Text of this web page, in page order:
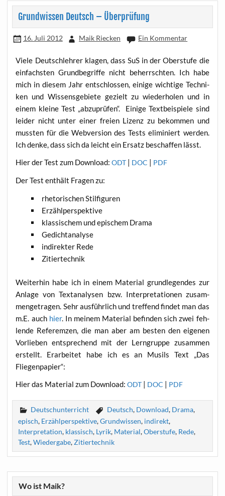
Grundwissen Deutsch – Überprüfung
16. Juli 2012 Maik Riecken Ein Kommentar
Vie­le Deutsch­leh­rer kla­gen, dass SuS in der Ober­stu­fe die
ein­fachs­ten Grund­be­grif­fe nicht beherrsch­ten. Ich habe
mich in die­sem Jahr ent­schlos­sen, eini­ge wich­ti­ge Tech­ni­
ken und Wis­sens­ge­bie­te gezielt zu wie­der­ho­len und in
einem klei­ne Test „abzu­prü­fen“. Eini­ge Text­bei­spie­le sind
lei­der nicht unter einer frei­en Lizenz zu bekom­men und
muss­ten für die Web­ver­si­on des Tests eli­mi­niert wer­den.
Ich den­ke, dass sich da leicht ein Ersatz beschaf­fen lässt.
Hier der Test zum Down­load:ODT | DOC | PDF
Der Test ent­hält Fra­gen zu:
rhe­to­ri­schen Stilfiguren
Erzähl­per­spek­ti­ve
klas­si­schem und epi­schem Drama
Gedicht­ana­ly­se
indi­rek­ter Rede
Zitier­tech­nik
Wei­ter­hin habe ich in einem Mate­ri­al grund­le­gen­des zur
Anla­ge von Text­ana­ly­sen bzw. Inter­pre­ta­tio­nen zusam­
men­ge­tra­gen. Sehr aus­führ­lich und tref­fend fin­det man das
m.E. auch hier. In mei­nem Mate­ri­al befin­den sich zwei feh­
len­de Refe­rem­zen, die man aber am bes­ten den eige­nen
Vor­lie­ben ent­spre­chend mit der Lern­grup­pe zusam­men
erstellt. Erar­bei­tet habe ich es an Musils Text „Das
Fliegenpapier“:
Hier das Mate­ri­al zum Down­load:ODT | DOC | PDF
Deutschunterricht Deutsch, Download, Drama,
episch, Erzählperspektive,Grundwissen, indirekt,
Interpretation, klassisch, Lyrik, Material,Oberstufe, Rede,
Test,Wiedergabe,Zitiertechnik
Wo ist Maik?